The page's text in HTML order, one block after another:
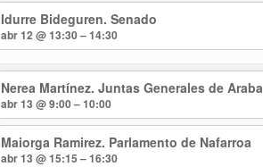
Idurre Bideguren. Senado
abr 12 @ 13:30 – 14:30
Nerea Martínez. Juntas Generales de Araba
abr 13 @ 9:00 – 10:00
Maiorga Ramirez. Parlamento de Nafarroa
abr 13 @ 15:15 – 16:30